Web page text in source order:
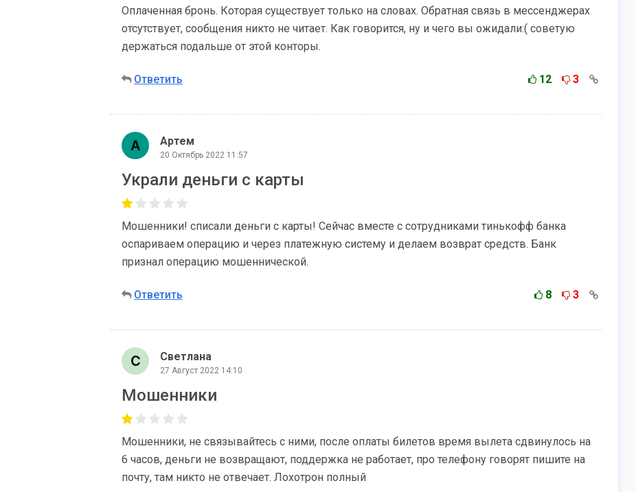
Оплаченная бронь. Которая существует только на словах. Обратная связь в мессенджерах
отсутствует, сообщения никто не читает. Как говорится, ну и чего вы ожидали:( советую
держаться подальше от этой конторы.
Ответить 12 3
Артем
20 Октябрь 2022 11:57
Украли деньги с карты
Мошенники! списали деньги с карты! Сейчас вместе с сотрудниками тинькофф банка
оспариваем операцию и через платежную систему и делаем возврат средств. Банк
признал операцию мошеннической.
Ответить 8 3
Светлана
27 Август 2022 14:10
Мошенники
Мошенники, не связывайтесь с ними, после оплаты билетов время вылета сдвинулось на
6 часов, деньги не возвращают, поддержка не работает, про телефону говорят пишите на
почту, там никто не отвечает. Лохотрон полный